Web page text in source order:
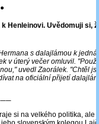
Henleinovi. Uvědomuji si,
s dalajlámou k
v úterý večer omluvil.
uvedl Zaorálek. "Chtěl
na oficiální přijetí
si na velkého politika, ale